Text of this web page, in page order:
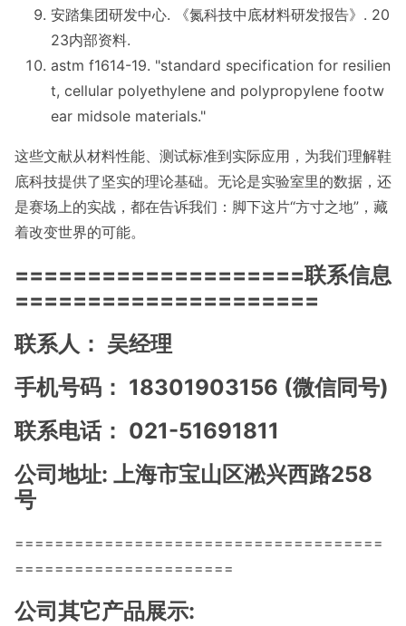
安踏集团研发中心. 《氮科技中底材料研发报告》. 20
23内部资料.
astm f1614-19. "standard specification for resilien
t, cellular polyethylene and polypropylene footw
ear midsole materials."
这些文献从材料性能、测试标准到实际应用，为我们理解鞋
底科技提供了坚实的理论基础。无论是实验室里的数据，还
是赛场上的实战，都在告诉我们：脚下这片“方寸之地”，藏
着改变世界的可能。
====================联系信息
=====================
联系人： 吴经理
手机号码： 18301903156 (微信同号)
联系电话： 021-51691811
公司地址: 上海市宝山区淞兴西路258
号
=====================================
======================
公司其它产品展示: